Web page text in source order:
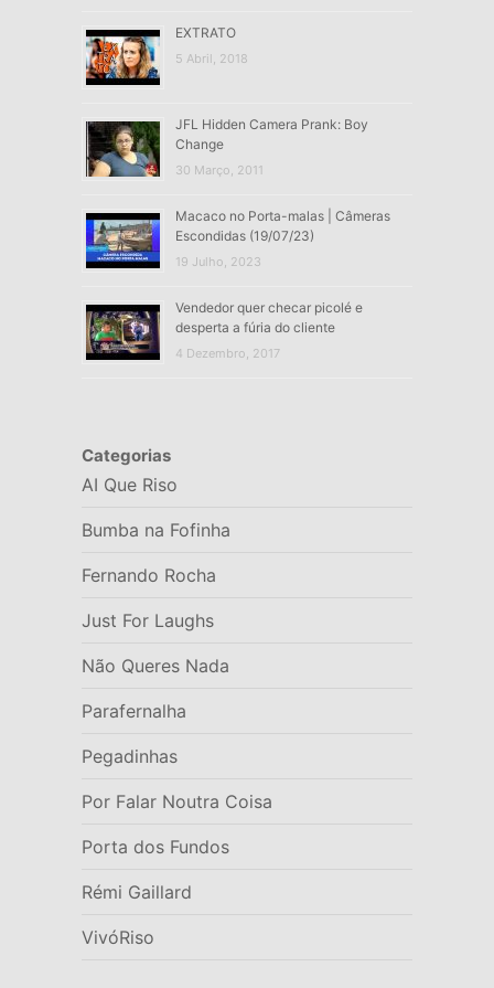
EXTRATO
5 Abril, 2018
JFL Hidden Camera Prank: Boy
Change
30 Março, 2011
Macaco no Porta-malas | Câmeras
Escondidas (19/07/23)
19 Julho, 2023
Vendedor quer checar picolé e
desperta a fúria do cliente
4 Dezembro, 2017
Categorias
AI Que Riso
Bumba na Fofinha
Fernando Rocha
Just For Laughs
Não Queres Nada
Parafernalha
Pegadinhas
Por Falar Noutra Coisa
Porta dos Fundos
Rémi Gaillard
VivóRiso